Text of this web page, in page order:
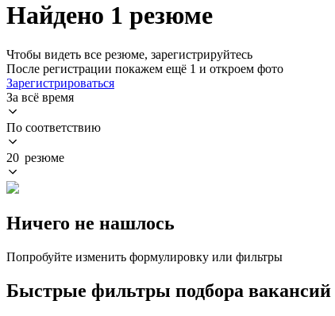
Найдено 1 резюме
Чтобы видеть все резюме, зарегистрируйтесь
После регистрации покажем ещё 1 и откроем фото
Зарегистрироваться
За всё время
По соответствию
20 резюме
Ничего не нашлось
Попробуйте изменить формулировку или фильтры
Быстрые фильтры подбора вакансий